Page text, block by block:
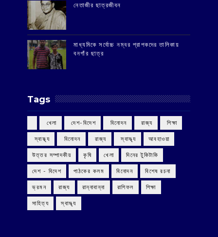
‌নেতাজীর ছাত্রজীবন
মাধ্যমিকে সর্বোচ্চ নম্বর প্রাপকদের তালিকায়
বনগাঁর ছাত্র
Tags
‌ খেলা ‌ দেশ-বিদেশ ‌ বিনোদন ‌ রাজ্য ‌ শিক্ষা
‌ স্বাস্থ্য ‌ বিনোদন ‌ রাজ্য ‌ স্বাস্থ্য আবহাওয়া
উত্তর সম্পাদকীয় কৃষি খেলা দিনের টুকিটাকি
দেশ - বিদেশ পাঠকের কলম বিনোদন বিশেষ রচনা
ভ্রমন রাজ্য রান্নাবান্না রাশিফল শিক্ষা
সাহিত্য স্বাস্থ্য